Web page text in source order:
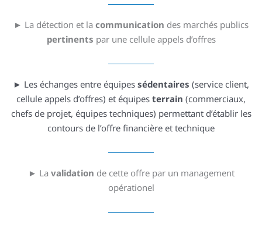
► La détection et la communication des marchés publics
pertinents par une cellule appels d’offres
► Les échanges entre équipes sédentaires (service client,
cellule appels d’offres) et équipes terrain (commerciaux,
chefs de projet, équipes techniques) permettant d’établir les
contours de l’offre financière et technique
► La validation de cette offre par un management
opérationel